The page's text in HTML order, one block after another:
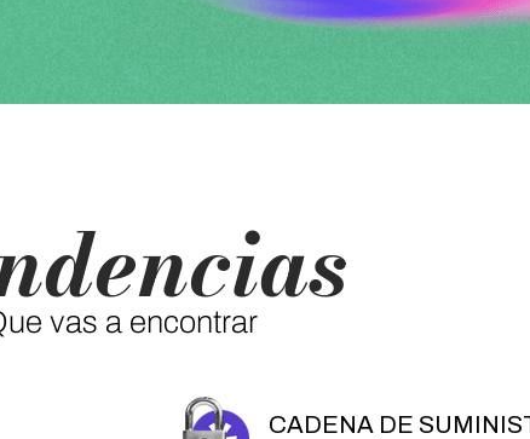
vas a encontrar
CADENA DE